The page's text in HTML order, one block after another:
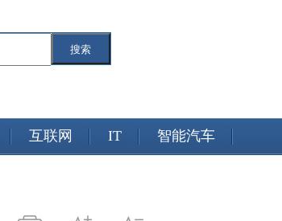
搜索
互联网 IT 智能汽车